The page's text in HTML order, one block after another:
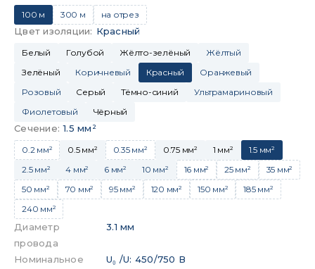
100 м 300 м на отрез
Цвет изоляции: Красный
Белый Голубой Жёлто-зелёный
Жёлтый
Зелёный
Коричневый Красный
Оранжевый
Розовый
Серый Тёмно-синий
Ультрамариновый
Фиолетовый
Чёрный
Сечение: 1.5 мм²
0.2 мм² 0.5 мм² 0.35 мм² 0.75 мм² 1 мм²
1.5 мм²
2.5 мм²
4 мм² 6 мм² 10 мм² 16 мм² 25 мм²
35 мм²
50 мм²
70 мм² 95 мм² 120 мм² 150 мм²
185 мм²
240 мм²
Диаметр
провода
3.1 мм
Номинальное
U₀ /U: 450/750 В